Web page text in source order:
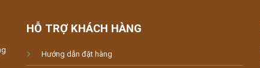
HỖ TRỢ KHÁCH HÀNG
Hướng dẫn đặt hàng